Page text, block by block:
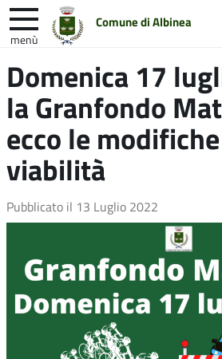
Comune di Albinea
menù
nel
sito
Entra in Comune
Unione Colline
Domenica 17
la Granfondo
ecco le
viabilità
Pubblicato il 13 Luglio 2022